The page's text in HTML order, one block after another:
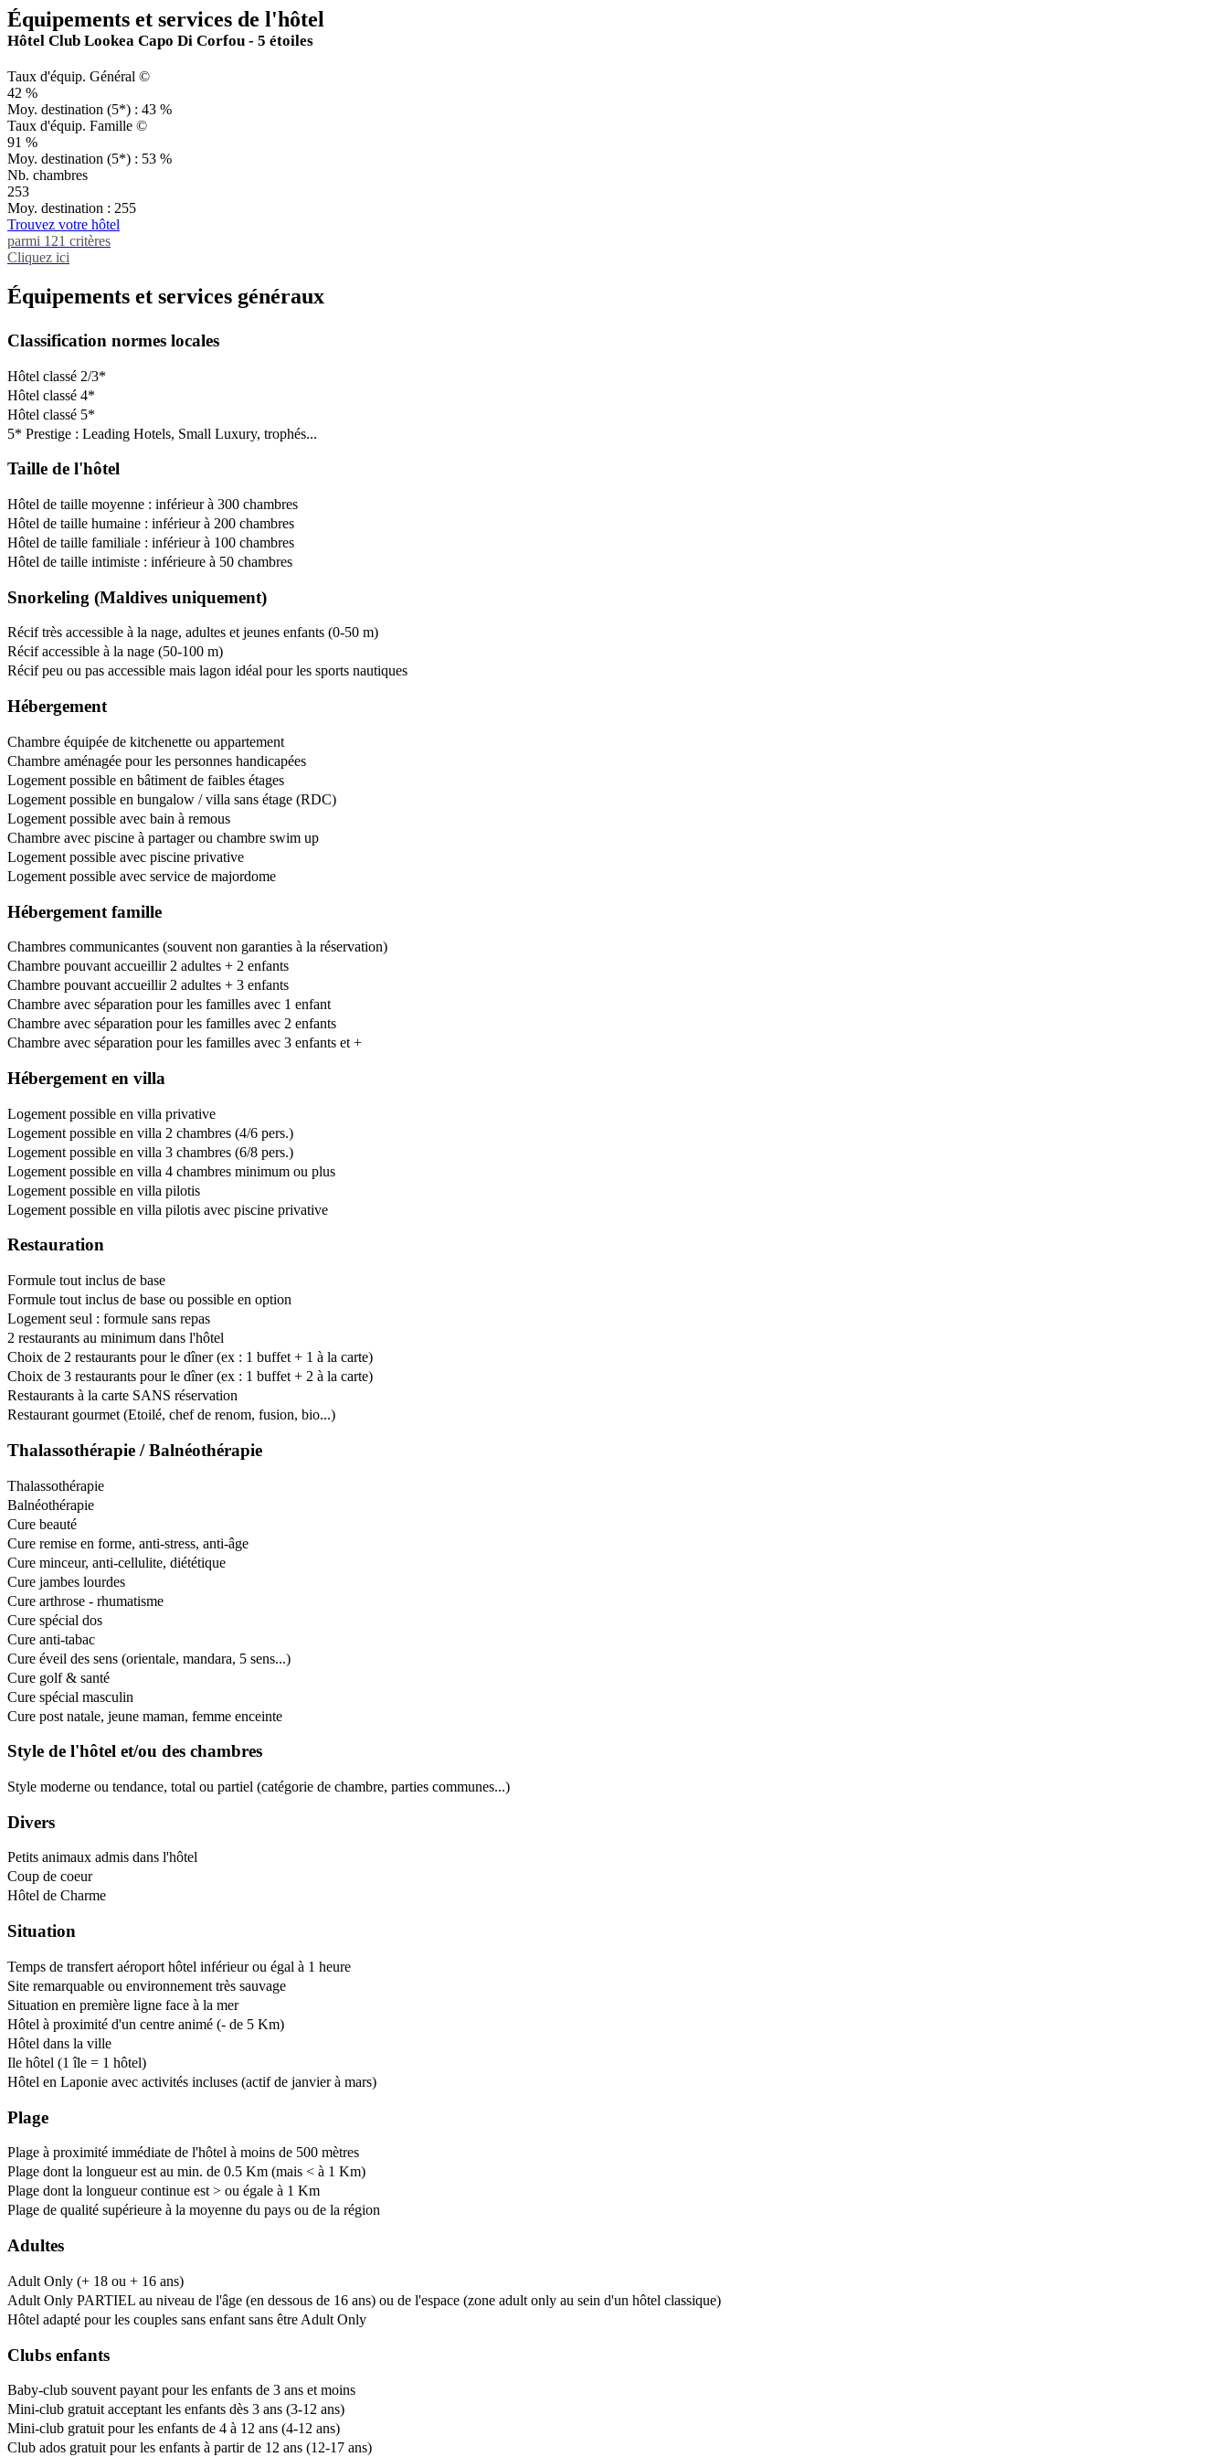
Équipements et services de l'hôtel
Hôtel Club Lookea Capo Di Corfou - 5 étoiles
Taux d'équip. Général ©
42 %
Moy. destination (5*) : 43 %
Taux d'équip. Famille ©
91 %
Moy. destination (5*) : 53 %
Nb. chambres
253
Moy. destination : 255
Trouvez votre hôtel
parmi 121 critères
Cliquez ici
Équipements et services généraux
Classification normes locales
Hôtel classé 2/3*
Hôtel classé 4*
Hôtel classé 5*
5* Prestige : Leading Hotels, Small Luxury, trophés...
Taille de l'hôtel
Hôtel de taille moyenne : inférieur à 300 chambres
Hôtel de taille humaine : inférieur à 200 chambres
Hôtel de taille familiale : inférieur à 100 chambres
Hôtel de taille intimiste : inférieure à 50 chambres
Snorkeling (Maldives uniquement)
Récif très accessible à la nage, adultes et jeunes enfants (0-50 m)
Récif accessible à la nage (50-100 m)
Récif peu ou pas accessible mais lagon idéal pour les sports nautiques
Hébergement
Chambre équipée de kitchenette ou appartement
Chambre aménagée pour les personnes handicapées
Logement possible en bâtiment de faibles étages
Logement possible en bungalow / villa sans étage (RDC)
Logement possible avec bain à remous
Chambre avec piscine à partager ou chambre swim up
Logement possible avec piscine privative
Logement possible avec service de majordome
Hébergement famille
Chambres communicantes (souvent non garanties à la réservation)
Chambre pouvant accueillir 2 adultes + 2 enfants
Chambre pouvant accueillir 2 adultes + 3 enfants
Chambre avec séparation pour les familles avec 1 enfant
Chambre avec séparation pour les familles avec 2 enfants
Chambre avec séparation pour les familles avec 3 enfants et +
Hébergement en villa
Logement possible en villa privative
Logement possible en villa 2 chambres (4/6 pers.)
Logement possible en villa 3 chambres (6/8 pers.)
Logement possible en villa 4 chambres minimum ou plus
Logement possible en villa pilotis
Logement possible en villa pilotis avec piscine privative
Restauration
Formule tout inclus de base
Formule tout inclus de base ou possible en option
Logement seul : formule sans repas
2 restaurants au minimum dans l'hôtel
Choix de 2 restaurants pour le dîner (ex : 1 buffet + 1 à la carte)
Choix de 3 restaurants pour le dîner (ex : 1 buffet + 2 à la carte)
Restaurants à la carte SANS réservation
Restaurant gourmet (Etoilé, chef de renom, fusion, bio...)
Thalassothérapie / Balnéothérapie
Thalassothérapie
Balnéothérapie
Cure beauté
Cure remise en forme, anti-stress, anti-âge
Cure minceur, anti-cellulite, diététique
Cure jambes lourdes
Cure arthrose - rhumatisme
Cure spécial dos
Cure anti-tabac
Cure éveil des sens (orientale, mandara, 5 sens...)
Cure golf & santé
Cure spécial masculin
Cure post natale, jeune maman, femme enceinte
Style de l'hôtel et/ou des chambres
Style moderne ou tendance, total ou partiel (catégorie de chambre, parties communes...)
Divers
Petits animaux admis dans l'hôtel
Coup de coeur
Hôtel de Charme
Situation
Temps de transfert aéroport hôtel inférieur ou égal à 1 heure
Site remarquable ou environnement très sauvage
Situation en première ligne face à la mer
Hôtel à proximité d'un centre animé (- de 5 Km)
Hôtel dans la ville
Ile hôtel (1 île = 1 hôtel)
Hôtel en Laponie avec activités incluses (actif de janvier à mars)
Plage
Plage à proximité immédiate de l'hôtel à moins de 500 mètres
Plage dont la longueur est au min. de 0.5 Km (mais < à 1 Km)
Plage dont la longueur continue est > ou égale à 1 Km
Plage de qualité supérieure à la moyenne du pays ou de la région
Adultes
Adult Only (+ 18 ou + 16 ans)
Adult Only PARTIEL au niveau de l'âge (en dessous de 16 ans) ou de l'espace (zone adult only au sein d'un hôtel classique)
Hôtel adapté pour les couples sans enfant sans être Adult Only
Clubs enfants
Baby-club souvent payant pour les enfants de 3 ans et moins
Mini-club gratuit acceptant les enfants dès 3 ans (3-12 ans)
Mini-club gratuit pour les enfants de 4 à 12 ans (4-12 ans)
Club ados gratuit pour les enfants à partir de 12 ans (12-17 ans)